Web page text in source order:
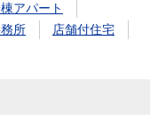
アパート
所
店舗付住宅